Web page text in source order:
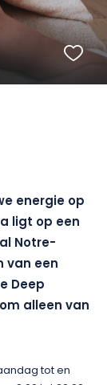
energie op
ligt op een
Notre-
van een
Deep
alleen van
tot en